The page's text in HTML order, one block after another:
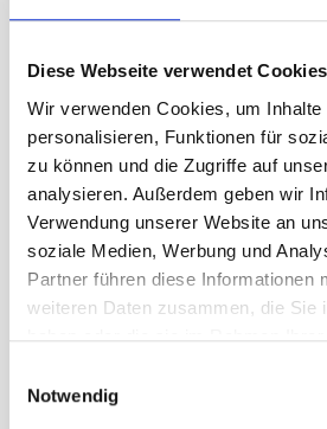
Diese Webseite verwendet Cookies
Wir verwenden Cookies, um Inhalte
personalisieren, Funktionen für
zu können und die Zugriffe auf
analysieren. Außerdem geben wir
Verwendung unserer Website an
soziale Medien, Werbung und
Partner führen diese Informationen
weiteren Daten zusammen, die Sie
haben oder die sie im Rahmen
Notwendig
Airstripes System
Flexibler Delrin®U-
Tragekomfort dank
ergonomisch geformter
Schulterträger mit Soft-
Abschlüssen
Lageverstellriemen
Stufenlos verstellbarer
Vorrichtung für Trinkblase
beidseitige Pickelhalterung